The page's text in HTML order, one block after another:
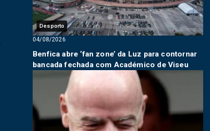
Desporto
04/08/2026
Benfica abre ‘fan zone’ da Luz para contornar
bancada fechada com Académico de Viseu